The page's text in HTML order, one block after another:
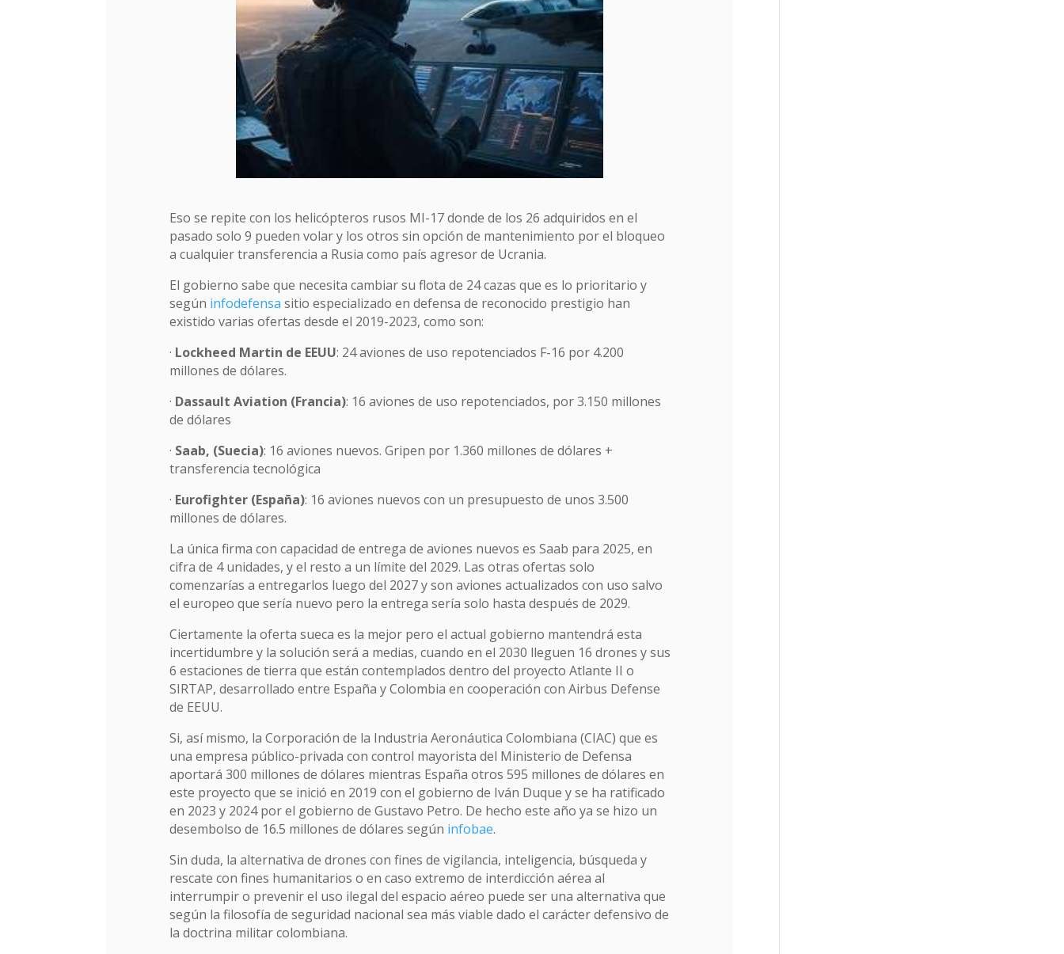
Eso se repite con los helicópteros rusos MI-17 donde de los 26 adquiridos en el
pasado solo 9 pueden volar y los otros sin opción de mantenimiento por el bloqueo
a cualquier transferencia a Rusia como país agresor de Ucrania.
El gobierno sabe que necesita cambiar su flota de 24 cazas que es lo prioritario y
según infodefensa sitio especializado en defensa de reconocido prestigio han
existido varias ofertas desde el 2019-2023, como son:
· Lockheed Martin de EEUU: 24 aviones de uso repotenciados F-16 por 4.200
millones de dólares.
· Dassault Aviation (Francia): 16 aviones de uso repotenciados, por 3.150 millones
de dólares
· Saab, (Suecia): 16 aviones nuevos. Gripen por 1.360 millones de dólares +
transferencia tecnológica
· Eurofighter (España): 16 aviones nuevos con un presupuesto de unos 3.500
millones de dólares.
La única firma con capacidad de entrega de aviones nuevos es Saab para 2025, en
cifra de 4 unidades, y el resto a un límite del 2029. Las otras ofertas solo
comenzarías a entregarlos luego del 2027 y son aviones actualizados con uso salvo
el europeo que sería nuevo pero la entrega sería solo hasta después de 2029.
Ciertamente la oferta sueca es la mejor pero el actual gobierno mantendrá esta
incertidumbre y la solución será a medias, cuando en el 2030 lleguen 16 drones y sus
6 estaciones de tierra que están contemplados dentro del proyecto Atlante II o
SIRTAP, desarrollado entre España y Colombia en cooperación con Airbus Defense
de EEUU.
Si, así mismo, la Corporación de la Industria Aeronáutica Colombiana (CIAC) que es
una empresa público-privada con control mayorista del Ministerio de Defensa
aportará 300 millones de dólares mientras España otros 595 millones de dólares en
este proyecto que se inició en 2019 con el gobierno de Iván Duque y se ha ratificado
en 2023 y 2024 por el gobierno de Gustavo Petro. De hecho este año ya se hizo un
desembolso de 16.5 millones de dólares según infobae.
Sin duda, la alternativa de drones con fines de vigilancia, inteligencia, búsqueda y
rescate con fines humanitarios o en caso extremo de interdicción aérea al
interrumpir o prevenir el uso ilegal del espacio aéreo puede ser una alternativa que
según la filosofía de seguridad nacional sea más viable dado el carácter defensivo de
la doctrina militar colombiana.